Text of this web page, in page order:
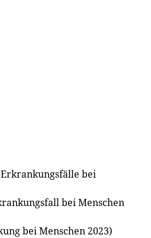
bei
bei Menschen
bei Menschen 2023)